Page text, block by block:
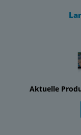
Aktuelle